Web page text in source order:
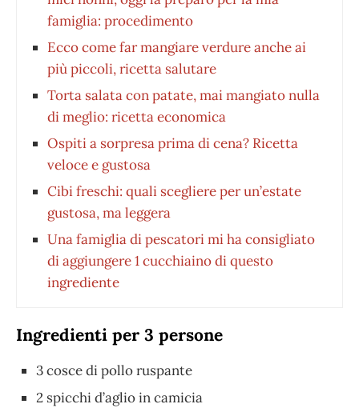
famiglia: procedimento
Ecco come far mangiare verdure anche ai
più piccoli, ricetta salutare
Torta salata con patate, mai mangiato nulla
di meglio: ricetta economica
Ospiti a sorpresa prima di cena? Ricetta
veloce e gustosa
Cibi freschi: quali scegliere per un’estate
gustosa, ma leggera
Una famiglia di pescatori mi ha consigliato
di aggiungere 1 cucchiaino di questo
ingrediente
Ingredienti per 3 persone
3 cosce di pollo ruspante
2 spicchi d’aglio in camicia